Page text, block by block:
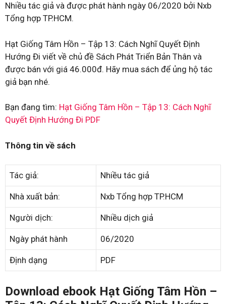
Nhiều tác giả và được phát hành ngày 06/2020 bởi Nxb
Tổng hợp TP.HCM.
Hạt Giống Tâm Hồn – Tập 13: Cách Nghĩ Quyết Định
Hướng Đi viết về chủ đề Sách Phát Triển Bản Thân và
được bán với giá 46.000đ. Hãy mua sách để ủng hộ tác
giả bạn nhé.
Bạn đang tìm: Hạt Giống Tâm Hồn – Tập 13: Cách Nghĩ
Quyết Định Hướng Đi PDF
Thông tin về sách
Tác giả: Nhiều tác giả
Nhà xuất bản: Nxb Tổng hợp TP.HCM
Người dịch: Nhiều dịch giả
Ngày phát hành 06/2020
Định dạng PDF
Download ebook Hạt Giống Tâm Hồn –